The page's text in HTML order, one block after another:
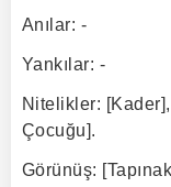
Anılar: -
Yankılar: -
Nitelikler:
Çocuğu].
Görünüş: